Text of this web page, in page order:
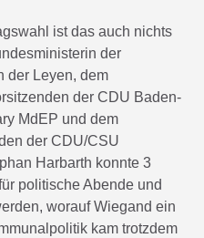
ist das auch nichts
der
der Leyen, dem
der CDU Baden-
MdEP und dem
der CDU/CSU
Harbarth konnte 3
politische Abende und
worauf Wiegand ein
kam trotzdem